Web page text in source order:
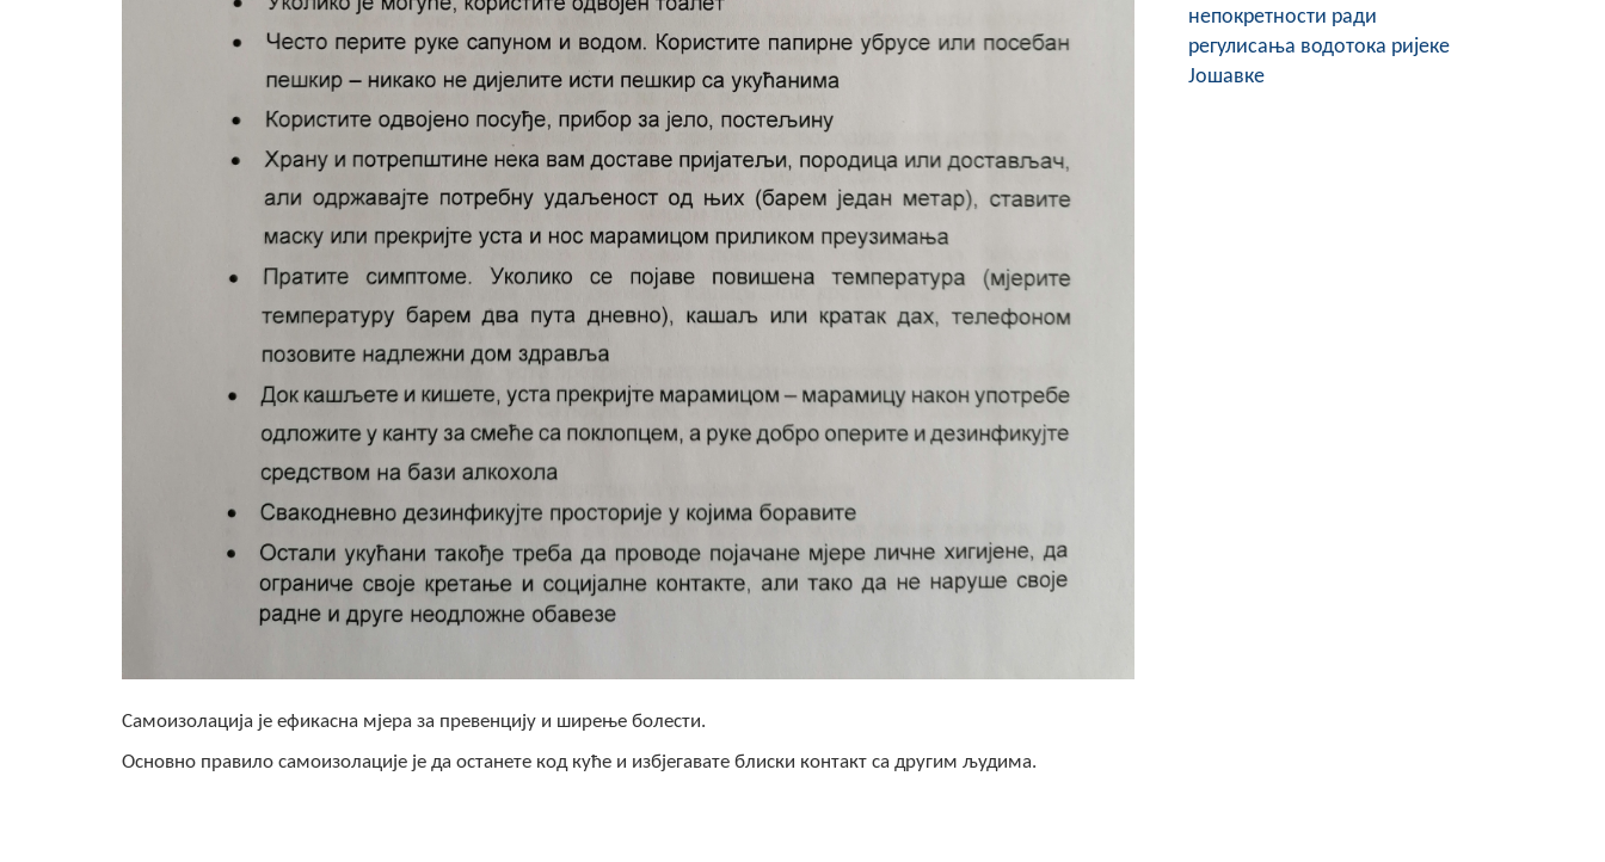
Самоизолација је ефикасна мјера за превенцију и ширење болести.
Основно правило самоизолације је да останете код куће и избјегавате блиски контакт са другим људима.
непокретности ради
регулисања водотока ријеке
Јошавке